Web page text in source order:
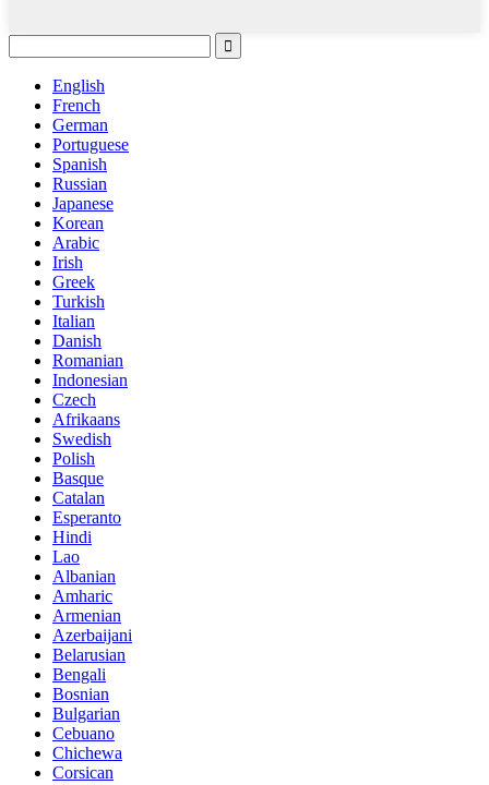
English
French
German
Portuguese
Spanish
Russian
Japanese
Korean
Arabic
Irish
Greek
Turkish
Italian
Danish
Romanian
Indonesian
Czech
Afrikaans
Swedish
Polish
Basque
Catalan
Esperanto
Hindi
Lao
Albanian
Amharic
Armenian
Azerbaijani
Belarusian
Bengali
Bosnian
Bulgarian
Cebuano
Chichewa
Corsican